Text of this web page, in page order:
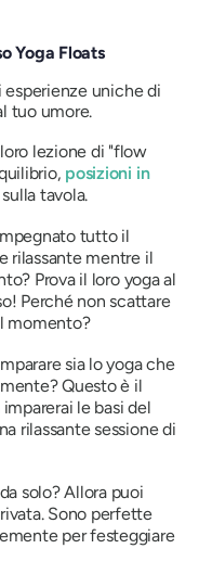
Yoga Floats
esperienze uniche di
tuo umore.
lezione di "flow
posizioni in
tavola.
tutto il
rilassante mentre il
Prova il loro yoga al
Perché non scattare
momento?
sia lo yoga che
Questo è il
le basi del
rilassante sessione di
solo? Allora puoi
Sono perfette
per festeggiare